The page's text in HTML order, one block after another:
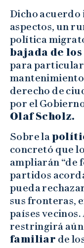
Dicho
aspectos, un
política
bajada de
para
derecho de
por el
Olaf Scholz.
Sobre la
concretó que
ampliarán “de
partidos
pueda
sus fronteras,
países
restringirá aún
familiar de